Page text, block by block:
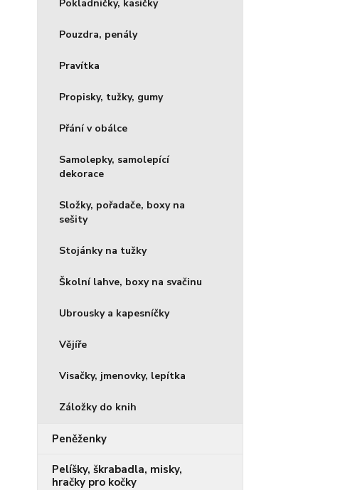
Pokladničky, kasičky
Pouzdra, penály
Pravítka
Propisky, tužky, gumy
Přání v obálce
Samolepky, samolepící
dekorace
Složky, pořadače, boxy na
sešity
Stojánky na tužky
Školní lahve, boxy na svačinu
Ubrousky a kapesníčky
Vějíře
Visačky, jmenovky, lepítka
Záložky do knih
Peněženky
Pelíšky, škrabadla, misky,
hračky pro kočky